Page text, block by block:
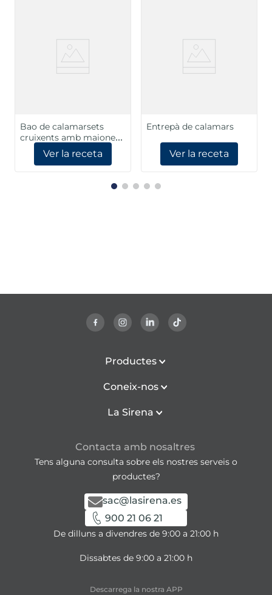
Bao de calamarsets
cruixents amb maionesa
de cítricsVer la receta
Entrepà de calamars
Ver la receta
Productes
Coneix-nos
La Sirena
Contacta amb nosaltres
Tens alguna consulta sobre els nostres serveis o
productes?
sac@lasirena.es
900 21 06 21
De dilluns a divendres de 9:00 a 21:00 h
Dissabtes de 9:00 a 21:00 h
Descarrega la nostra APP